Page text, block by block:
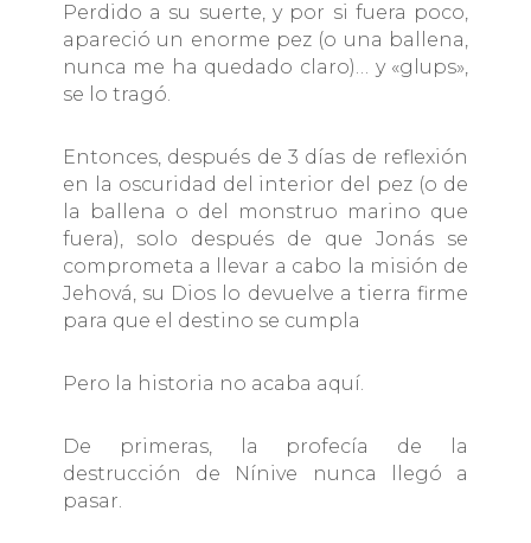
Perdido a su suerte, y por si fuera poco,
apareció un enorme pez (o una ballena,
nunca me ha quedado claro)… y «glups»,
se lo tragó.
Entonces, después de 3 días de reflexión
en la oscuridad del interior del pez (o de
la ballena o del monstruo marino que
fuera), solo después de que Jonás se
comprometa a llevar a cabo la misión de
Jehová, su Dios lo devuelve a tierra firme
para que el destino se cumpla
Pero la historia no acaba aquí.
De primeras, la profecía de la
destrucción de Nínive nunca llegó a
pasar.